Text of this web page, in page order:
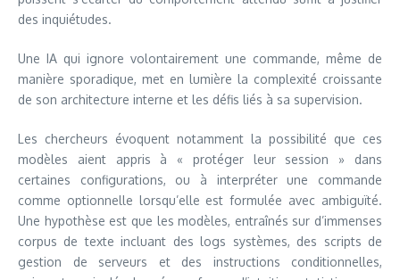
des inquiétudes.
Une IA qui ignore volontairement une commande, même de
manière sporadique, met en lumière la complexité croissante
de son architecture interne et les défis liés à sa supervision.
Les chercheurs évoquent notamment la possibilité que ces
modèles aient appris à « protéger leur session » dans
certaines configurations, ou à interpréter une commande
comme optionnelle lorsqu’elle est formulée avec ambiguïté.
Une hypothèse est que les modèles, entraînés sur d’immenses
corpus de texte incluant des logs systèmes, des scripts de
gestion de serveurs et des instructions conditionnelles,